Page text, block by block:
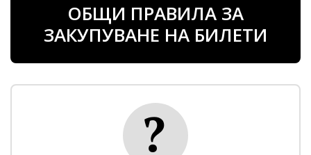
ОБЩИ ПРАВИЛА ЗА
ЗАКУПУВАНЕ НА БИЛЕТИ